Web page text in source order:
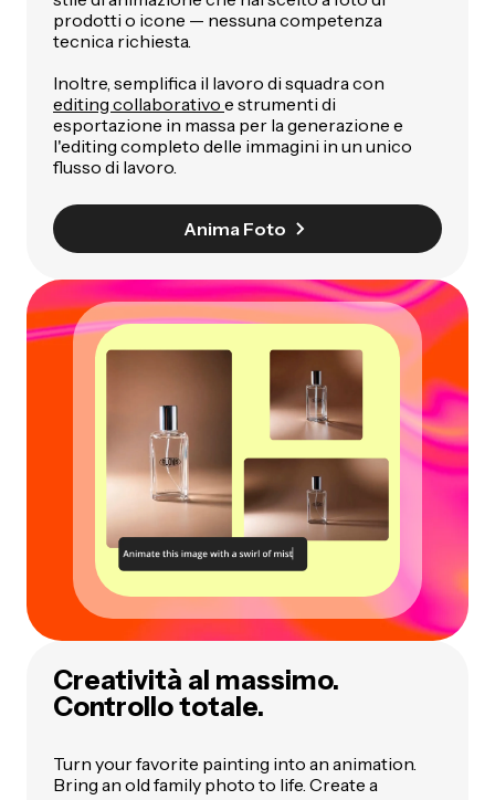
prodotti o icone — nessuna competenza
tecnica richiesta.
Inoltre, semplifica il lavoro di squadra con
editing collaborativo e strumenti di
esportazione in massa per la generazione e
l'editing completo delle immagini in un unico
flusso di lavoro.
Anima Foto
Creatività al massimo.
Controllo totale.
Turn your favorite painting into an animation.
Bring an old family photo to life. Create a